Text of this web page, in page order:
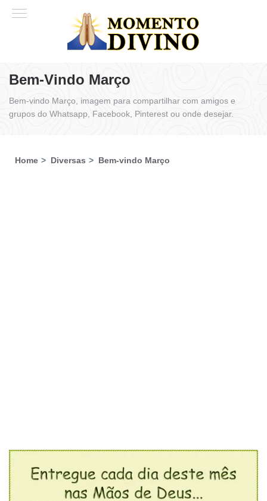
Bem-Vindo Março
Bem-vindo Março, imagem para compartilhar com amigos e
grupos do Whatsapp, Facebook, Pinterest ou onde desejar.
Home Diversas Bem-vindo Março